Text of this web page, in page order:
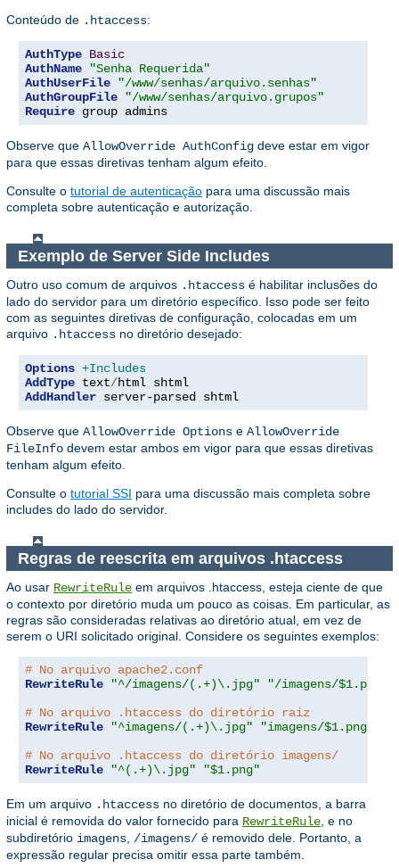
Conteúdo de .htaccess:
AuthType Basic
AuthName
"Senha Requerida"
AuthUserFile
"/www/senhas/arquivo.senhas"
AuthGroupFile
"/www/senhas/arquivo.grupos"
Require group admins
Observe que AllowOverride AuthConfig deve estar em vigor
para que essas diretivas tenham algum efeito.
Consulte o tutorial de autenticação para uma discussão mais
completa sobre autenticação e autorização.
Exemplo de Server Side Includes
Outro uso comum de arquivos .htaccess é habilitar inclusões do
lado do servidor para um diretório específico. Isso pode ser feito
com as seguintes diretivas de configuração, colocadas em um
arquivo .htaccess no diretório desejado:
Options +Includes
AddType text/
AddHandler server-parsed shtml
Observe que AllowOverride Options e AllowOverride
FileInfo devem estar ambos em vigor para que essas diretivas
tenham algum efeito.
Consulte o tutorial SSI para uma discussão mais completa sobre
includes do lado do servidor.
Regras de reescrita em arquivos .htaccess
Ao usar RewriteRule em arquivos .htaccess, esteja ciente de que
o contexto por diretório muda um pouco as coisas. Em particular, as
regras são consideradas relativas ao diretório atual, em vez de
serem o URI solicitado original. Considere os seguintes exemplos:
# No arquivo apache2.conf
RewriteRule
"^/imagens/(.+)\.jpg"
"/imagens/$1.png"
# No arquivo .htaccess do diretório raiz
RewriteRule
"^imagens/(.+)\.jpg"
"imagens/$1.png"
# No arquivo .htaccess do diretório imagens/
RewriteRule
"^(.+)\.jpg" "$1.png"
Em um arquivo .htaccess no diretório de documentos, a barra
inicial é removida do valor fornecido para RewriteRule, e no
subdiretório imagens, /imagens/ é removido dele. Portanto, a
expressão regular precisa omitir essa parte também.